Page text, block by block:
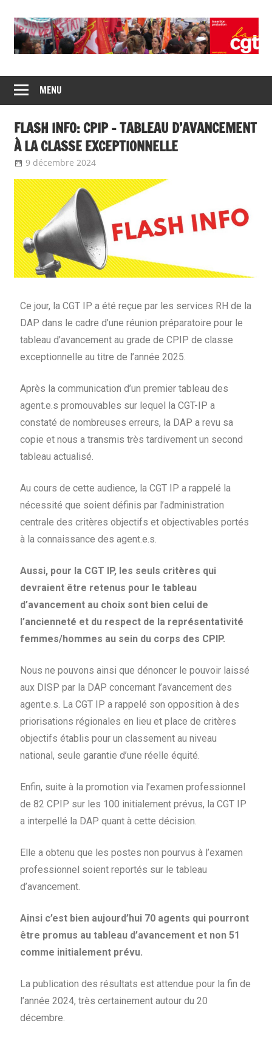
CGT
insertion
probation
de
syndicats
CGT
insertion
probation
MENU
FLASH INFO: CPIP – TABLEAU D’AVANCEMENT
À LA CLASSE EXCEPTIONNELLE
9 décembre 2024
info,Mobilité / Avancement
Ce jour, la CGT IP a été reçue par les services RH de la
DAP dans le cadre d’une réunion préparatoire pour le
tableau d’avancement au grade de CPIP de classe
exceptionnelle au titre de l’année 2025.
Après la communication d’un premier tableau des
agent.e.s promouvables sur lequel la CGT-IP a
constaté de nombreuses erreurs, la DAP a revu sa
copie et nous a transmis très tardivement un second
tableau actualisé.
Au cours de cette audience, la CGT IP a rappelé la
nécessité que soient définis par l’administration
centrale des critères objectifs et objectivables portés
à la connaissance des agent.e.s.
Aussi, pour la CGT IP, les seuls critères qui
devraient être retenus pour le tableau
d’avancement au choix sont bien celui de
l’ancienneté et du respect de la représentativité
femmes/hommes au sein du corps des CPIP.
Nous ne pouvons ainsi que dénoncer le pouvoir laissé
aux DISP par la DAP concernant l’avancement des
agent.e.s. La CGT IP a rappelé son opposition à des
priorisations régionales en lieu et place de critères
objectifs établis pour un classement au niveau
national, seule garantie d’une réelle équité.
Enfin, suite à la promotion via l’examen professionnel
de 82 CPIP sur les 100 initialement prévus, la CGT IP
a interpellé la DAP quant à cette décision.
Elle a obtenu que les postes non pourvus à l’examen
professionnel soient reportés sur le tableau
d’avancement.
Ainsi c’est bien aujourd’hui 70 agents qui pourront
être promus au tableau d’avancement et non 51
comme initialement prévu.
La publication des résultats est attendue pour la fin de
l’année 2024, très certainement autour du 20
décembre.